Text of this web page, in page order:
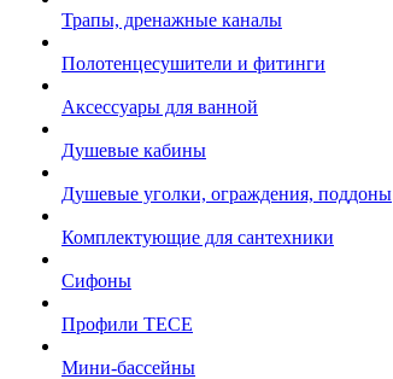
Трапы, дренажные каналы
Полотенцесушители и фитинги
Аксессуары для ванной
Душевые кабины
Душевые уголки, ограждения, поддоны
Комплектующие для сантехники
Сифоны
Профили TECE
Мини-бассейны